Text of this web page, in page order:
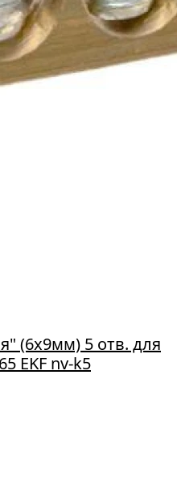
(6х9мм) 5 отв. для
EKF nv-k5